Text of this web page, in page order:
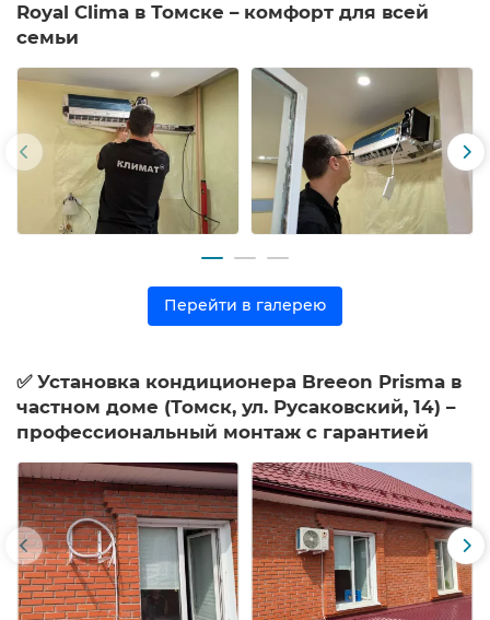
Royal Clima в Томске – комфорт для всей
семьи
Перейти в галерею
✅ Установка кондиционера Breeon Prisma в
частном доме (Томск, ул. Русаковский, 14) –
профессиональный монтаж с гарантией